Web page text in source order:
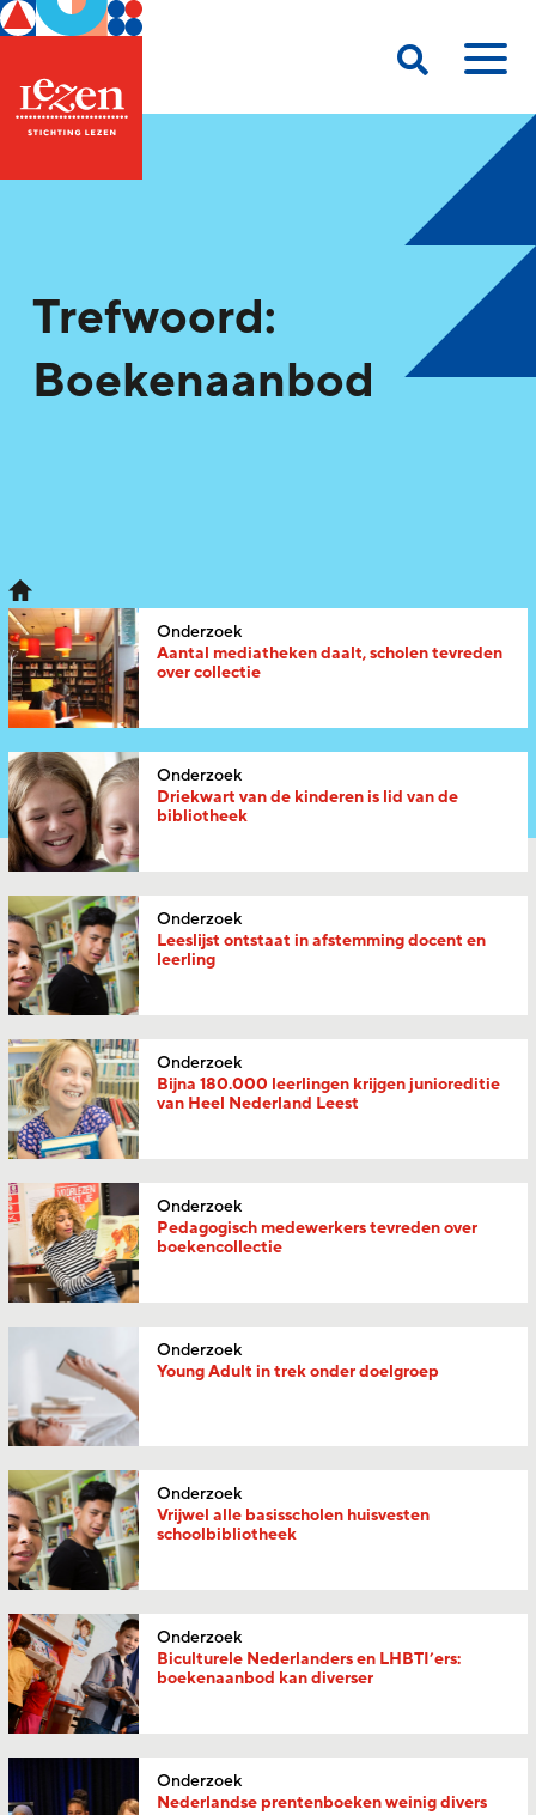
Trefwoord:
Boekenaanbod
Onderzoek
Aantal mediatheken daalt, scholen tevreden
over collectie
Onderzoek
Driekwart van de kinderen is lid van de
bibliotheek
Onderzoek
Leeslijst ontstaat in afstemming docent en
leerling
Onderzoek
Bijna 180.000 leerlingen krijgen junioreditie
van Heel Nederland Leest
Onderzoek
Pedagogisch medewerkers tevreden over
boekencollectie
Onderzoek
Young Adult in trek onder doelgroep
Onderzoek
Vrijwel alle basisscholen huisvesten
schoolbibliotheek
Onderzoek
Biculturele Nederlanders en LHBTI’ers:
boekenaanbod kan diverser
Onderzoek
Nederlandse prentenboeken weinig divers